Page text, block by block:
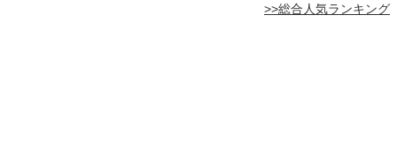
>>総合人気ランキング